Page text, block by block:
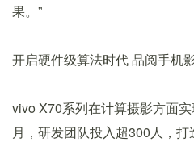
果。”
开启硬件级算法时代 品阅手机
vivo X70系列在计算摄影方面
月，研发团队投入超300人，